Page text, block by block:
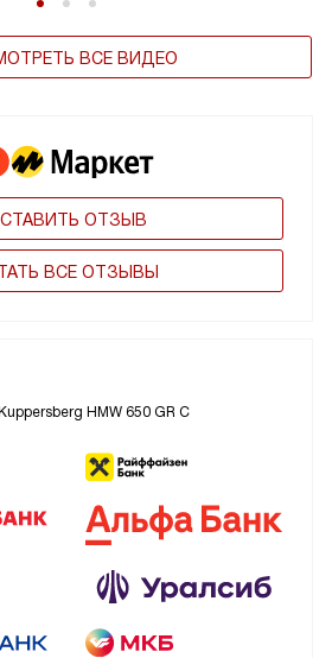
ВСЕ ВИДЕО
ОТЗЫВ
ВСЕ ОТЗЫВЫ
HMW 650 GR C